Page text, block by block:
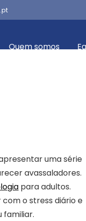
Quem somos
uma série
avassaladores.
para adultos.
o stress diário e
familiar.